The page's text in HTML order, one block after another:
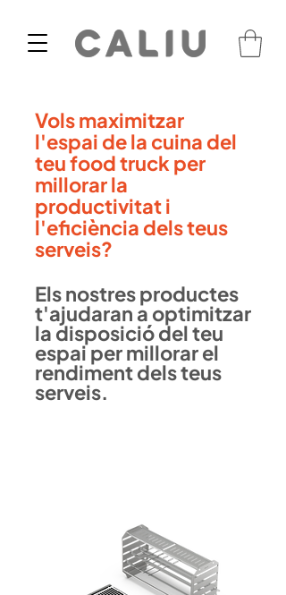
Vols maximitzar
l'espai de la cuina del
teu food truck per
millorar la
productivitat i
l'eficiència dels teus
serveis?
Els nostres productes
t'ajudaran a optimitzar
la disposició del teu
espai per millorar el
rendiment dels teus
serveis.